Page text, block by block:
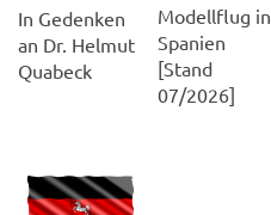
In Gedenken
an Dr. Helmut
Quabeck
Modellflug in
Spanien
[Stand
07/2026]